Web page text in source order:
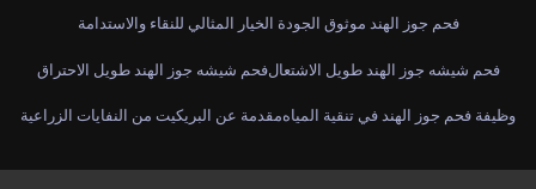
فحم جوز الهند موثوق الجودة الخيار المثالي للنقاء والاستدامة
فحم شيشه جوز الهند طويل الاحتراقفحم شيشه جوز الهند طويل الاشتعال
مقدمة عن البريكيت من النفايات الزراعيةوظيفة فحم جوز الهند في تنقية المياه